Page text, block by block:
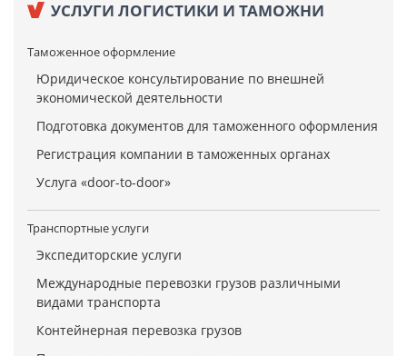
УСЛУГИ ЛОГИСТИКИ И ТАМОЖНИ
Таможенное оформление
Юридическое консультирование по внешней
экономической деятельности
Подготовка документов для таможенного оформления
Регистрация компании в таможенных органах
Услуга «door-to-door»
Транспортные услуги
Экспедиторские услуги
Международные перевозки грузов различными
видами транспорта
Контейнерная перевозка грузов